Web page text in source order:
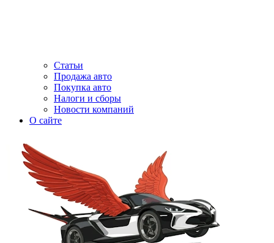
Статьи
Продажа авто
Покупка авто
Налоги и сборы
Новости компаний
О сайте